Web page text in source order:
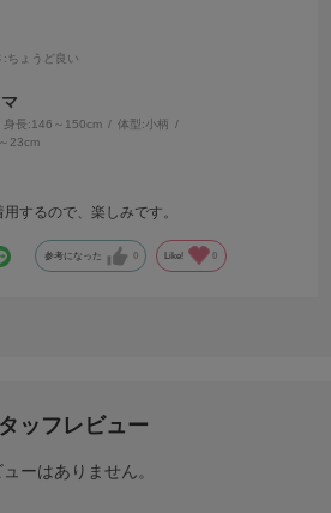
:ちょうど良い
身長:146～150cm 体型:小柄
～23cm
するので、楽しみです。
参考になった 0 Like! 0
ッフレビュー
ューはありません。